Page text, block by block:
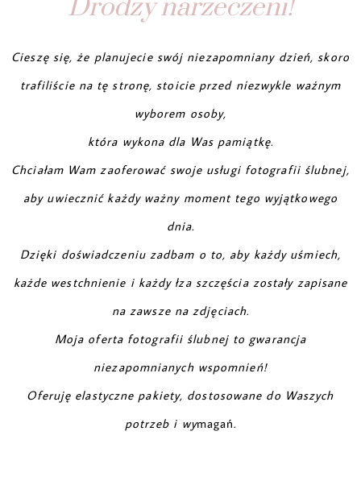
Drodzy narzeczeni!
Cieszę się, że planujecie swój niezapomniany dzień, skoro
trafiliście na tę stronę, stoicie przed niezwykle ważnym
wyborem osoby,
która wykona dla Was pamiątkę.
Chciałam Wam zaoferować swoje usługi fotografii ślubnej,
aby uwiecznić każdy ważny moment tego wyjątkowego
dnia.
Dzięki doświadczeniu zadbam o to, aby każdy uśmiech,
każde westchnienie i każdy łza szczęścia zostały zapisane
na zawsze na zdjęciach.
Moja oferta fotografii ślubnej to gwarancja
niezapomnianych wspomnień!
Oferuję elastyczne pakiety, dostosowane do Waszych
potrzeb i wymagań.